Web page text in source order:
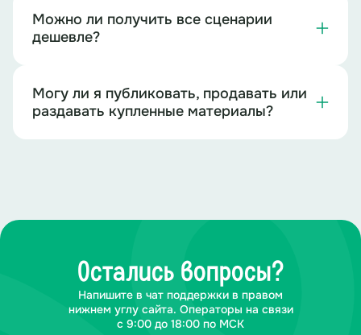
Можно ли получить все сценарии
дешевле?
Могу ли я публиковать, продавать или
раздавать купленные материалы?
Остались вопросы?
Напишите в чат поддержки в правом
нижнем углу сайта. Операторы на связи
с 9:00 до 18:00 по МСК